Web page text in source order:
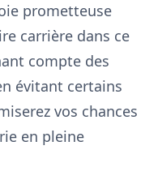
prometteuse
carrière dans ce
compte des
évitant certains
vos chances
en pleine